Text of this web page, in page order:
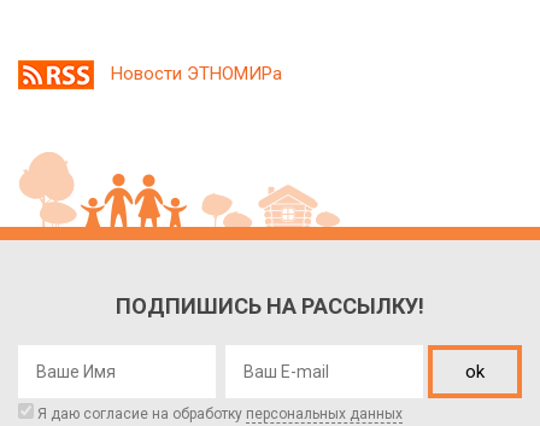
Новости ЭТНОМИРа
ПОДПИШИСЬ НА РАССЫЛКУ!
ok
Я даю согласие на обработку персональных данных